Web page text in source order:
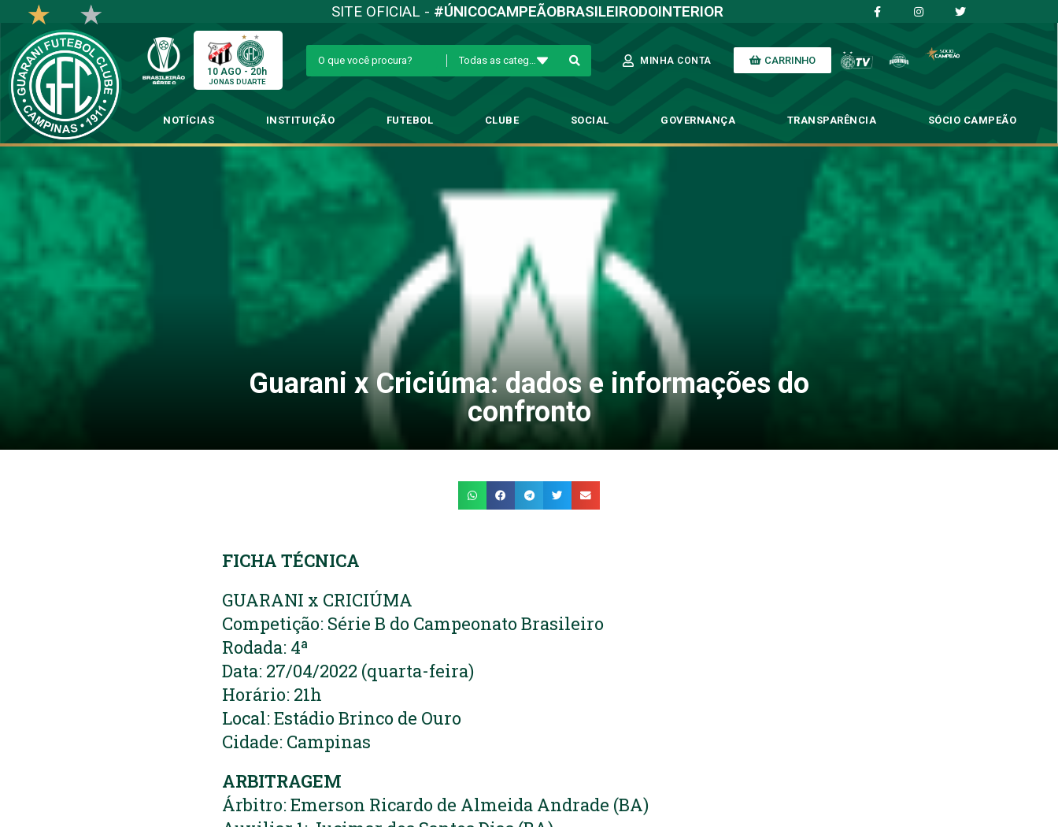
SITE OFICIAL - #ÚNICOCAMPEÃOBRASILEIRODOINTERIOR
10 AGO - 20h
JONAS DUARTE
MINHA CONTA CARRINHO
NOTÍCIAS INSTITUIÇÃO FUTEBOL CLUBE SOCIAL GOVERNANÇA TRANSPARÊNCIA SÓCIO CAMPEÃO
Guarani x Criciúma: dados e informações do confronto
Futebol Profissional Guarani x Criciúma: dados e informações do confronto
Guarani x Criciúma: dados e informações do
confronto
FICHA TÉCNICA
GUARANI x CRICIÚMA
Competição: Série B do Campeonato Brasileiro
Rodada: 4ª
Data: 27/04/2022 (quarta-feira)
Horário: 21h
Local: Estádio Brinco de Ouro
Cidade: Campinas
ARBITRAGEM
Árbitro: Emerson Ricardo de Almeida Andrade (BA)